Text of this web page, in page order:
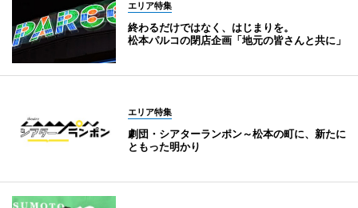
エリア特集
終わるだけではなく、はじまりを。
松本パルコの閉店企画「地元の皆さんと共に」
エリア特集
劇団・シアターランポン～松本の町に、新たに
ともった明かり